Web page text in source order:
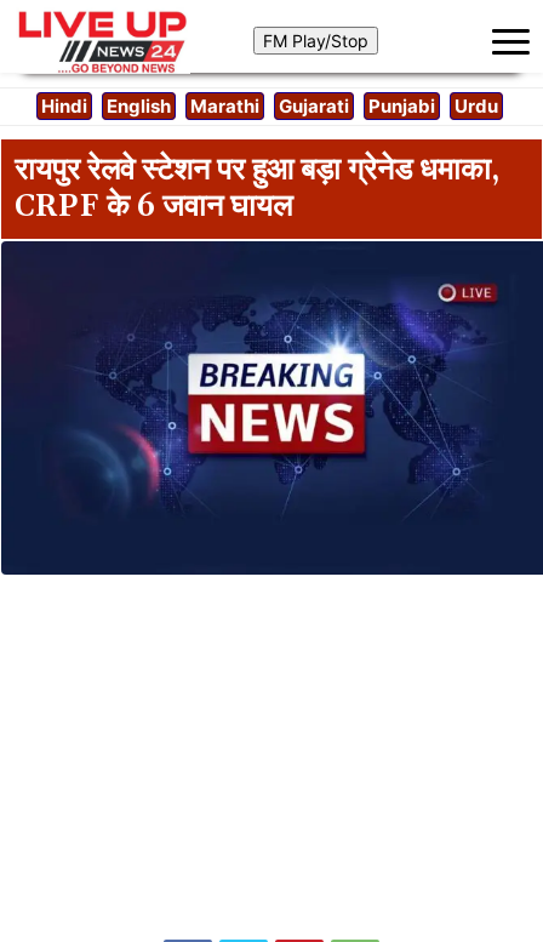
Hindi English Marathi Gujarati Punjabi Urdu
रायपुर रेलवे स्टेशन पर हुआ बड़ा ग्रेनेड धमाका,
CRPF के 6 जवान घायल